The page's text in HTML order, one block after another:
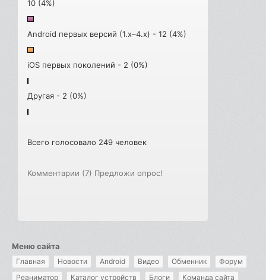
10 (4%)
Android первых версий (1.x–4.x) - 12 (4%)
iOS первых поколений - 2 (0%)
Другая - 2 (0%)
Всего голосовало 249 человек
Комментарии (7) Предложи опрос!
Меню сайта
Главная Новости Android Видео Обменник
Форум
Реаниматор
Каталог устройств Блоги Команда сайта